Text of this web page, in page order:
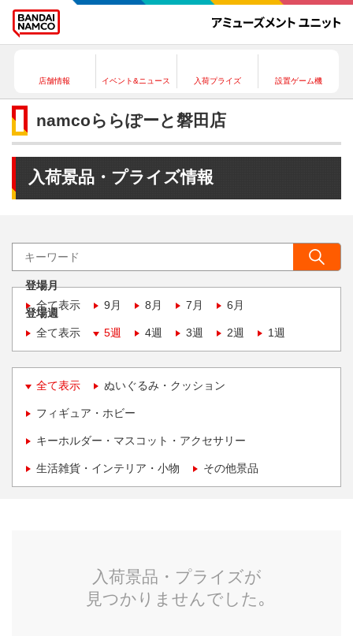
店舗情報 イベント&ニュース 入荷プライズ 設置ゲーム機
namcoららぽーと磐田店
入荷景品・プライズ情報
登場月
全て表示
9月 8月 7月 6月
登場週
全て表示
5週 4週 3週 2週 1週
全て表示 ぬいぐるみ・クッション
フィギュア・ホビー
キーホルダー・マスコット・アクセサリー
生活雑貨・インテリア・小物 その他景品